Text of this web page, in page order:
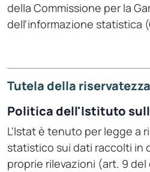
della Commissione per la
dell'informazione statistica
Tutela della riservatezza
Politica dell'Istituto
L'Istat è tenuto per legge a
statistico sui dati raccolti in
proprie rilevazioni (art. 9 del